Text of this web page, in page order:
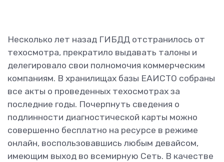
Несколько лет назад ГИБДД отстранилось от
техосмотра, прекратило выдавать талоны и
делегировало свои полномочия коммерческим
компаниям. В хранилищах базы ЕАИСТО собраны
все акты о проведенных техосмотрах за
последние годы. Почерпнуть сведения о
подлинности диагностической карты можно
совершенно бесплатно на ресурсе в режиме
онлайн, воспользовавшись любым девайсом,
имеющим выход во всемирную Сеть. В качестве